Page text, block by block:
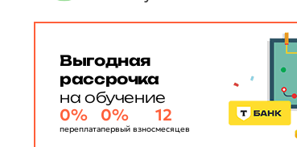
Выгодная
рассрочка
на обучение
0%
переплата
0%
первый взнос
12
месяцев